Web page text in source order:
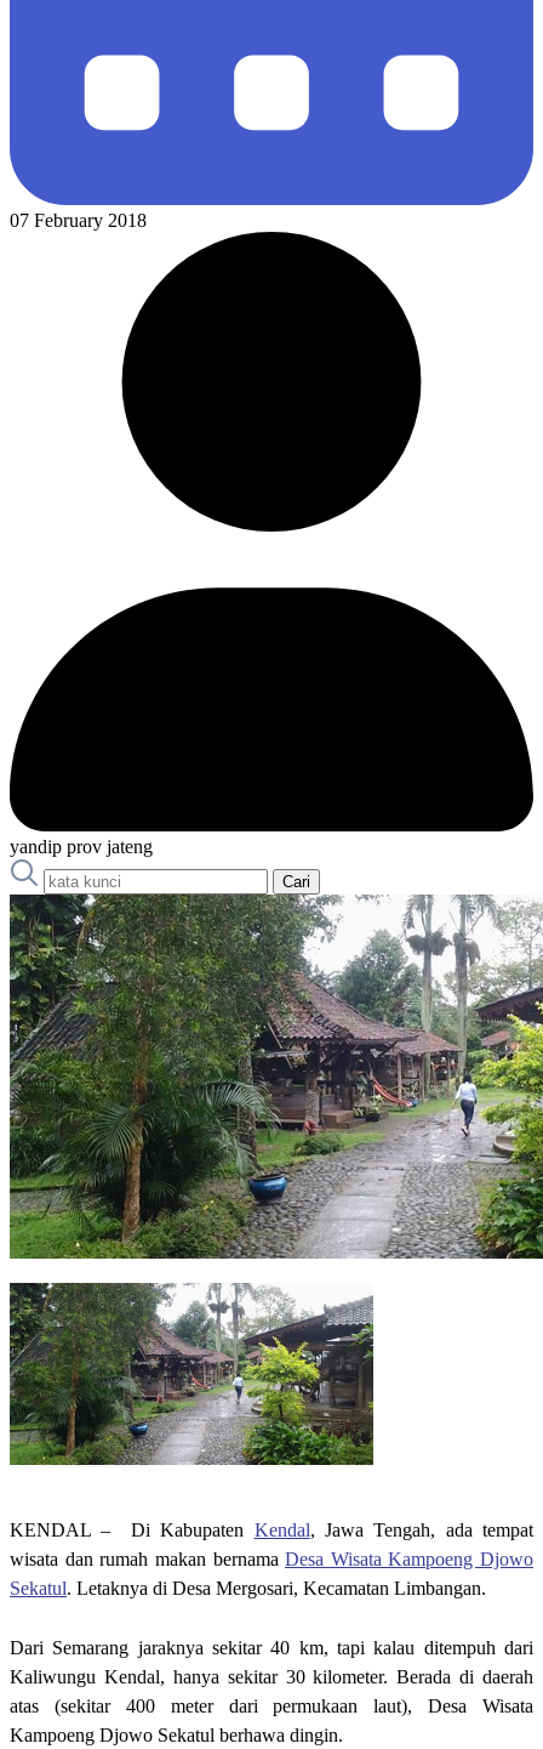
07 February 2018
yandip prov jateng
Cari
KENDAL – Di Kabupaten Kendal, Jawa Tengah, ada tempat
wisata dan rumah makan bernamaDesa Wisata Kampoeng Djowo
Sekatul. Letaknya di Desa Mergosari, Kecamatan Limbangan.
Dari Semarang jaraknya sekitar 40 km, tapi kalau ditempuh dari
Kaliwungu Kendal, hanya sekitar 30 kilometer. Berada di daerah
atas (sekitar 400 meter dari permukaan laut), Desa Wisata
Kampoeng Djowo Sekatul berhawa dingin.